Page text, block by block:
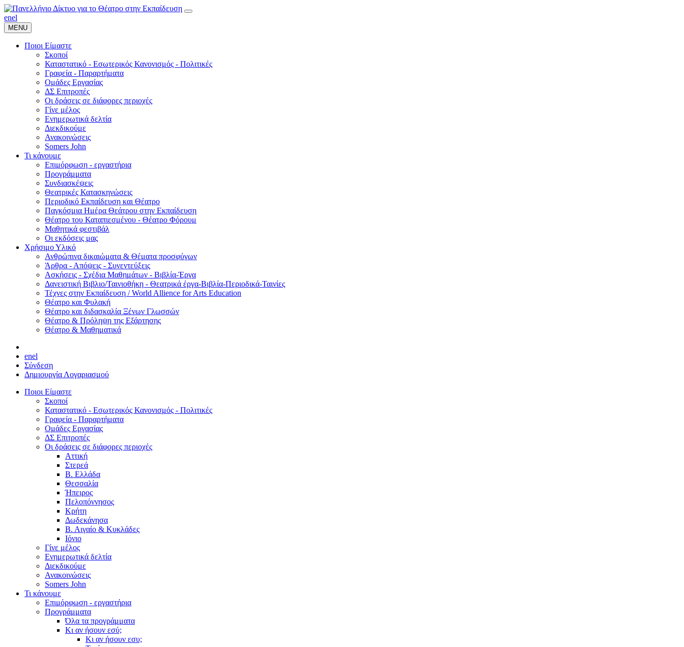
enel
MENU
Ποιοι Είμαστε
Σκοποί
Καταστατικό - Εσωτερικός Κανονισμός - Πολιτικές
Γραφεία - Παραρτήματα
Ομάδες Εργασίας
ΔΣ Επιτροπές
Οι δράσεις σε διάφορες περιοχές
Γίνε μέλος
Ενημερωτικά δελτία
Διεκδικούμε
Ανακοινώσεις
Somers John
Τι κάνουμε
Επιμόρφωση - εργαστήρια
Προγράμματα
Συνδιασκέψεις
Θεατρικές Κατασκηνώσεις
Περιοδικό Εκπαίδευση και Θέατρο
Παγκόσμια Ημέρα Θεάτρου στην Εκπαίδευση
Θέατρο του Καταπιεσμένου - Θέατρο Φόρουμ
Μαθητικά φεστιβάλ
Οι εκδόσεις μας
Χρήσιμο Υλικό
Ανθρώπινα δικαιώματα & Θέματα προσφύγων
Άρθρα - Απόψεις - Συνεντεύξεις
Ασκήσεις - Σχέδια Μαθημάτων - Βιβλία-Έργα
Δανειστική Βιβλιο/Ταινιοθήκη - Θεατρικά έργα-Βιβλία-Περιοδικά-Ταινίες
Τέχνες στην Εκπαίδευση / World Allience for Arts Education
Θέατρο και Φυλακή
Θέατρο και διδασκαλία Ξένων Γλωσσών
Θέατρο & Πρόληψη της Εξάρτησης
Θέατρο & Μαθηματικά
enel
Σύνδεση
Δημιουργία Λογαριασμού
Ποιοι Είμαστε
Σκοποί
Καταστατικό - Εσωτερικός Κανονισμός - Πολιτικές
Γραφεία - Παραρτήματα
Ομάδες Εργασίας
ΔΣ Επιτροπές
Οι δράσεις σε διάφορες περιοχές
Αττική
Στερεά
Β. Ελλάδα
Θεσσαλία
Ήπειρος
Πελοπόννησος
Κρήτη
Δωδεκάνησα
Β. Αιγαίο & Κυκλάδες
Ιόνιο
Γίνε μέλος
Ενημερωτικά δελτία
Διεκδικούμε
Ανακοινώσεις
Somers John
Τι κάνουμε
Επιμόρφωση - εργαστήρια
Προγράμματα
Όλα τα προγράμματα
Κι αν ήσουν εσύ;
Κι αν ήσουν εσυ;